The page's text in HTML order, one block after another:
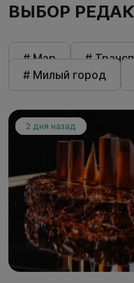
ВЫБОР
# Мэр #
# Милый город
2 дня назад